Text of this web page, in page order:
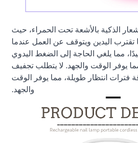
الذكية بالأشعة تحت الحمراء، حيث
اليدين ويتوقف عن العمل عندما
مما يلغي الحاجة إلى الضغط اليدوي
يوفر الوقت والجهد. لا يتطلب تجفيف
فترات انتظار طويلة، مما يوفر الوقت
والجهد.